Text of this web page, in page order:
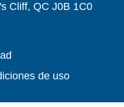
Cliff, QC J0B 1C0
de uso